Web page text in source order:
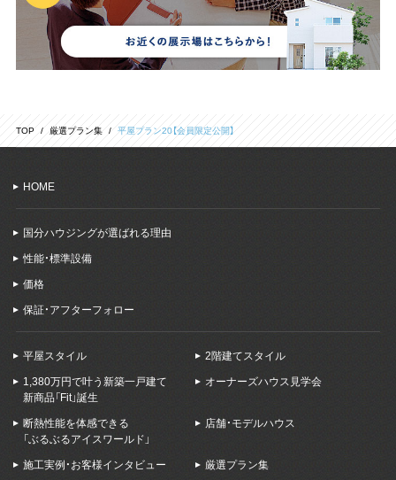
TOP 厳選プラン集 平屋プラン20【会員限定公開】
HOME
国分ハウジングが選ばれる理由
性能・標準設備
価格
保証・アフターフォロー
平屋スタイル 2階建てスタイル
1,380万円で叶う新築一戸建て
新商品「Fit」誕生
オーナーズハウス見学会
断熱性能を体感できる
「ぶるぶるアイスワールド」
店舗・モデルハウス
施工実例・お客様インタビュー 厳選プラン集